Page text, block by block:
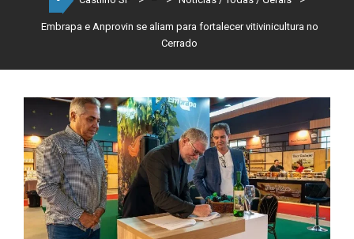
Embrapa e Anprovin se aliam para fortalecer vitivinicultura no
Cerrado